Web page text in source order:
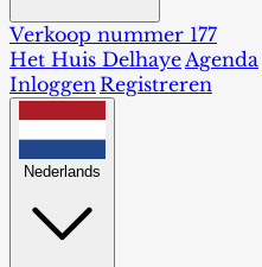
Verkoop nummer 177
Het Huis DelhayeAgenda
InloggenRegistreren
Nederlands